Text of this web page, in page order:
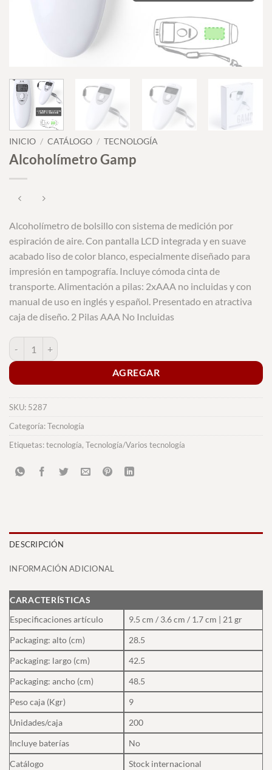
INICIO / CATÁLOGO / TECNOLOGÍA
Alcoholímetro Gamp
Alcoholímetro de bolsillo con sistema de medición por
espiración de aire. Con pantalla LCD integrada y en suave
acabado liso de color blanco, especialmente diseñado para
impresión en tampografía. Incluye cómoda cinta de
transporte. Alimentación a pilas: 2xAAA no incluidas y con
manual de uso en inglés y español. Presentado en atractiva
caja de diseño. 2 Pilas AAA No Incluidas
Alcoholímetro Gamp cantidad
AGREGAR
SKU: 5287
Categoría:Tecnología
Etiquetas:tecnología, Tecnología/Varios tecnología
DESCRIPCIÓN
INFORMACIÓN ADICIONAL
CARACTERÍSTICAS
Especificaciones artículo
9.5 cm / 3.6 cm / 1.7 cm | 21 gr
Packaging: alto (cm)
28.5
Packaging: largo (cm)
42.5
Packaging: ancho (cm)
48.5
Peso caja (Kgr)
9
Unidades/caja
200
Incluye baterías
No
Catálogo
Stock internacional